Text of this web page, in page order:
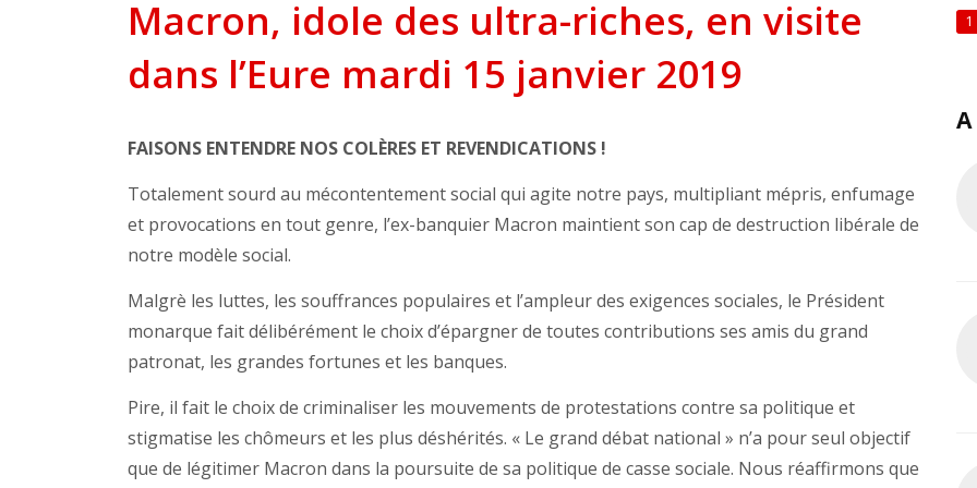
Macron, idole des ultra-riches, en visite
dans l’Eure mardi 15 janvier 2019
FAISONS ENTENDRE NOS COLÈRES ET REVENDICATIONS !
Totalement sourd au mécontentement social qui agite notre pays, multipliant mépris, enfumage
et provocations en tout genre, l’ex-banquier Macron maintient son cap de destruction libérale de
notre modèle social.
Malgrè les luttes, les souffrances populaires et l’ampleur des exigences sociales, le Président
monarque fait délibérément le choix d’épargner de toutes contributions ses amis du grand
patronat, les grandes fortunes et les banques.
Pire, il fait le choix de criminaliser les mouvements de protestations contre sa politique et
stigmatise les chômeurs et les plus déshérités. « Le grand débat national » n’a pour seul objectif
que de légitimer Macron dans la poursuite de sa politique de casse sociale. Nous réaffirmons que
1
A